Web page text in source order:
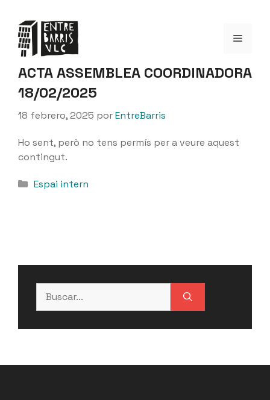
Saltar
contenido
Menú
ACTA ASSEMBLEA COORDINADORA
18/02/2025
18 febrero, 2025 porEntreBarris
Ho sent, però no tens permís per a veure aquest
contingut.
Categorías
Espai intern